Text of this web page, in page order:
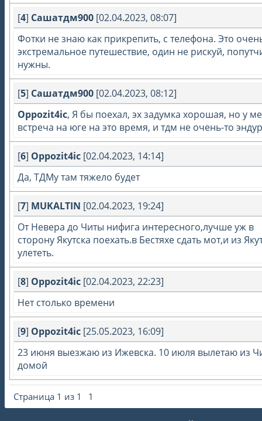
[4] Сашатдм900 [02.04.2023, 08:07]
Фотки не знаю как прикрепить, с телефона. Это
экстремальное путешествие, один не рискуй,
нужны.
[5] Сашатдм900 [02.04.2023, 08:12]
Oppozit4ic, Я бы поехал, эх задумка хорошая, но у
встреча на юге на это время, и тдм не очень-то
[6] Oppozit4ic [02.04.2023, 14:14]
Да, ТДМу там тяжело будет
[7] MUKALTIN [02.04.2023, 19:24]
От Невера до Читы нифига интересного,лучше уж в
сторону Якутска поехать.в Бестяхе сдать мот,и из
улететь.
[8] Oppozit4ic [02.04.2023, 22:23]
Нет столько времени
[9] Oppozit4ic [25.05.2023, 16:09]
23 июня выезжаю из Ижевска. 10 июля вылетаю из
домой
Страница 1 из 1 1